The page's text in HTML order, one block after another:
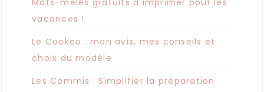
Mots-mêlés gratuits à imprimer pour les
vacances !
Le Cookeo : mon avis, mes conseils et
choix du modèle
Les Commis : Simplifier la préparation